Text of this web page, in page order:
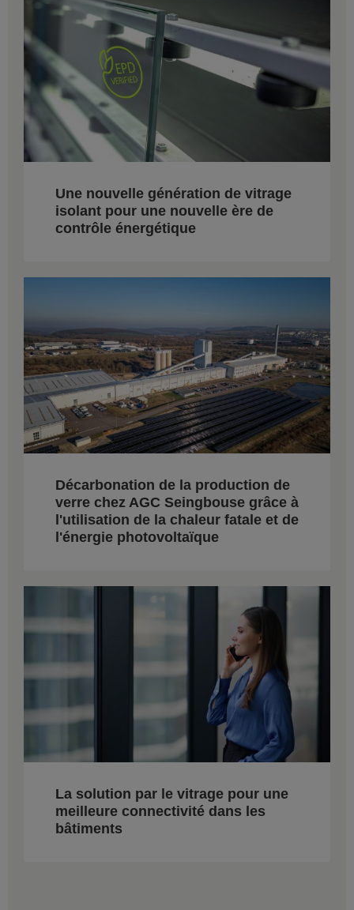
Une nouvelle génération de vitrage
isolant pour une nouvelle ère de
contrôle énergétique
Décarbonation de la production de
verre chez AGC Seingbouse grâce à
l'utilisation de la chaleur fatale et de
l'énergie photovoltaïque
La solution par le vitrage pour une
meilleure connectivité dans les
bâtiments